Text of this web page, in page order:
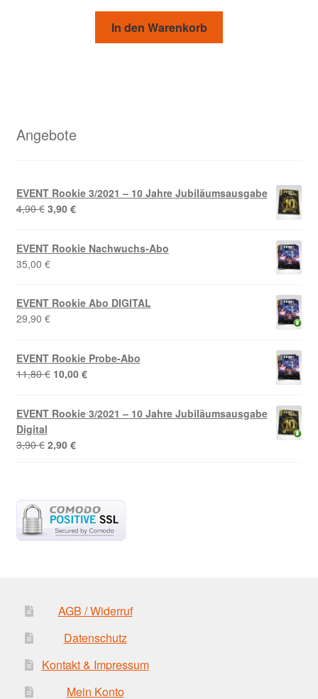
In den Warenkorb
Angebote
EVENT Rookie 3/2021 – 10 Jahre Jubiläumsausgabe
4,90€ Ursprünglicher
4,90 €
3,90 €Aktueller
3,90 €.
EVENT Rookie Nachwuchs-Abo
35,00 €
EVENT Rookie Abo DIGITAL
29,90 €
EVENT Rookie Probe-Abo
11,80€ Ursprünglicher
11,80 €
10,00 €Aktueller
10,00 €.
EVENT Rookie 3/2021 – 10 Jahre Jubiläumsausgabe
Digital
3,90€ Ursprünglicher
2,90 €Aktueller
AGB / Widerruf
Datenschutz
Kontakt & Impressum
Mein Konto